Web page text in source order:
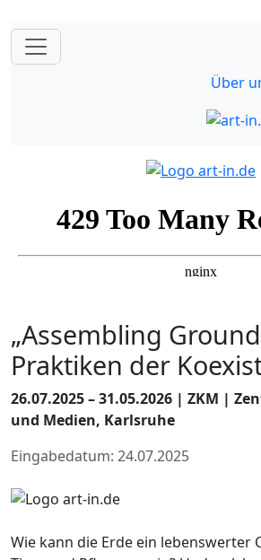
Über
„Assembling
Praktiken der
26.07.2025 – 31.05.2026 | ZKM |
und Medien, Karlsruhe
Eingabedatum: 24.07.2025
Wie kann die Erde ein lebenswerter